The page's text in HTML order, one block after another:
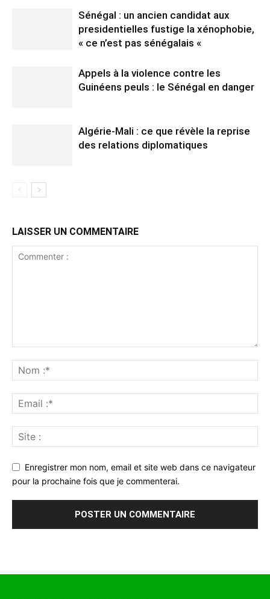
Sénégal : un ancien candidat aux
presidentielles fustige la xénophobie,
« ce n’est pas sénégalais «
Appels à la violence contre les
Guinéens peuls : le Sénégal en danger
Algérie-Mali : ce que révèle la reprise
des relations diplomatiques
LAISSER UN COMMENTAIRE
Enregistrer mon nom, email et site web dans ce navigateur
pour la prochaine fois que je commenterai.